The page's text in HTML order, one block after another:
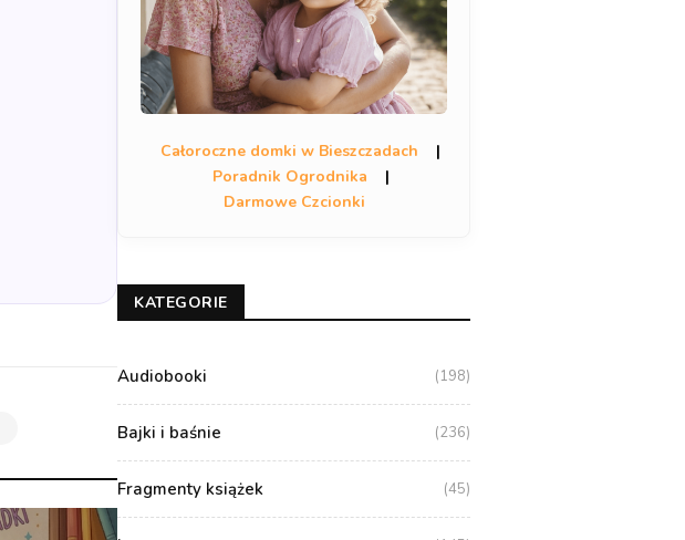
Całoroczne domki w Bieszczadach
|
Poradnik Ogrodnika
|
Darmowe Czcionki
KATEGORIE
Audiobooki (198)
Bajki i baśnie (236)
Fragmenty książek (45)